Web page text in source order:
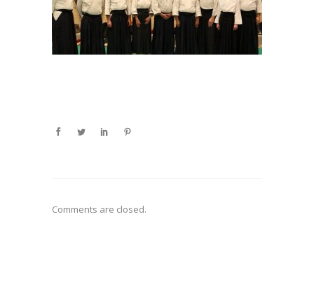
Comments are closed.